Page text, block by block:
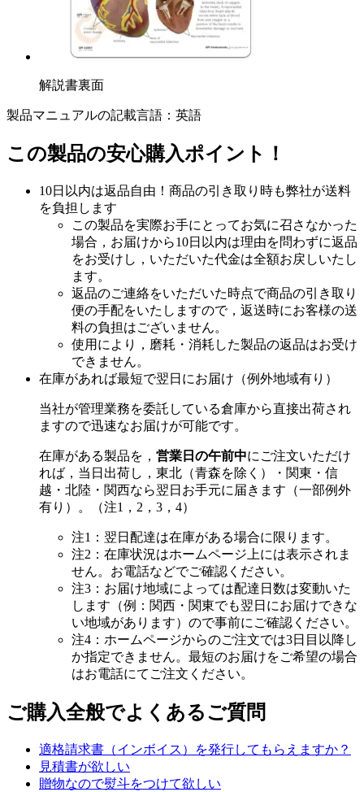
解説書裏面
製品マニュアルの記載言語：英語
この製品の安心購入ポイント！
10日以内は返品自由！商品の引き取り時も弊社が送料
を負担します
この製品を実際お手にとってお気に召さなかった
場合，お届けから10日以内は理由を問わずに返品
をお受けし，いただいた代金は全額お戻しいたし
ます。
返品のご連絡をいただいた時点で商品の引き取り
便の手配をいたしますので，返送時にお客様の送
料の負担はございません。
使用により，磨耗・消耗した製品の返品はお受け
できません。
在庫があれば最短で翌日にお届け（例外地域有り）
当社が管理業務を委託している倉庫から直接出荷され
ますので迅速なお届けが可能です。
在庫がある製品を， 営業日の午前中にご注文いただけ
れば，当日出荷し，東北（青森を除く）・関東・信
越・北陸・関西なら翌日お手元に届きます（一部例外
有り）。（注1，2，3，4）
注1：翌日配達は在庫がある場合に限ります。
注2：在庫状況はホームページ上には表示されま
せん。お電話などでご確認ください。
注3：お届け地域によっては配達日数は変動いた
します（例：関西・関東でも翌日にお届けできな
い地域があります）ので事前にご確認ください。
注4：ホームページからのご注文では3日目以降し
か指定できません。最短のお届けをご希望の場合
はお電話にてご注文ください。
ご購入全般でよくあるご質問
適格請求書（インボイス）を発行してもらえますか？
見積書が欲しい
贈物なので熨斗をつけて欲しい